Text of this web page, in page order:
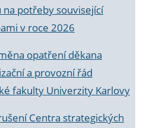
potřeby související
v roce 2026
opatření děkana
a provozní řád
fakulty Univerzity Karlovy
Centra strategických